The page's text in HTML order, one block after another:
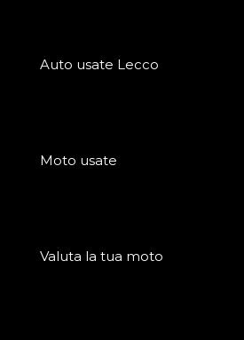
Auto usate Lecco
Moto usate
Valuta la tua moto